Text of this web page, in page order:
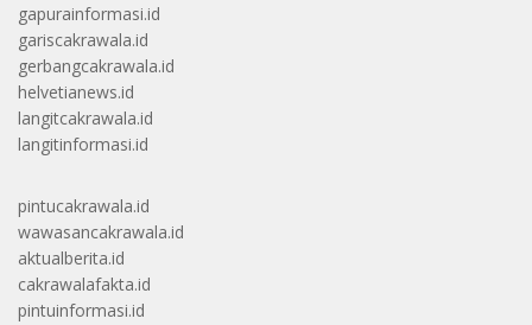
gapurainformasi.id
gariscakrawala.id
gerbangcakrawala.id
helvetianews.id
langitcakrawala.id
langitinformasi.id
pintucakrawala.id
wawasancakrawala.id
aktualberita.id
cakrawalafakta.id
pintuinformasi.id